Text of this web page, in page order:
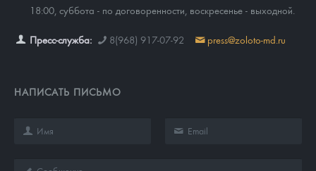
18:00, суббота - по договоренности, воскресенье - выходной.
Пресс-служба: 8(968) 917-07-92 press@zoloto-md.ru
НАПИСАТЬ ПИСЬМО